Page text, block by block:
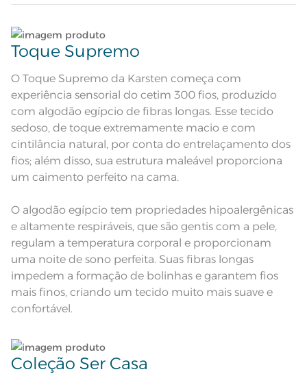
Quantidade de Peças
de 7cm e ponto ajour aplicado nas
abas; Algodão egípcio
Descrição Visual
Fronha com aba dupla e
sobrelençol estampam um cenário
paradisíaco de árvores e
ornamentos em tons de cinza,
verde e detalhes em bege. Lençol
com elástico cinza com textura
Composição 100% Algodão
Tamanho Queen
Itens Inclusos
1 Lençol com Elástico; 1 Sobrelençol;
2 Fronhas
Medida
Lençol de Elástico: 1,60m x 2,00m x
40cm; Sobrelençol: 2,40m x 2,60m;
Fronha: 50cm x 70cm
Acabamento
Instruções de Lavagem
Lave tipos de tecidos distintos separadamente;
Não lave cores claras e cores escuras no mesmo
ciclo;
Lave as peças no ciclo leve, suave ou delicado de
sua lavadora;
Enxágue as peças com bastante água;
Utilize a quantidade mínima de amaciante e sabão;
Leia atentamente as instruções na etiqueta.
Toque Supremo
O Toque Supremo da Karsten começa com
experiência sensorial do cetim 300 fios, produzido
com algodão egípcio de fibras longas. Esse tecido
sedoso, de toque extremamente macio e com
cintilância natural, por conta do entrelaçamento dos
fios; além disso, sua estrutura maleável proporciona
um caimento perfeito na cama.
O algodão egípcio tem propriedades hipoalergênicas
e altamente respiráveis, que são gentis com a pele,
regulam a temperatura corporal e proporcionam
uma noite de sono perfeita. Suas fibras longas
impedem a formação de bolinhas e garantem fios
mais finos, criando um tecido muito mais suave e
confortável.
Coleção Ser Casa